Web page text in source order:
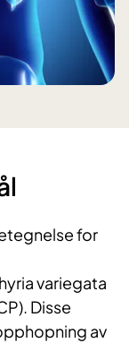
for
variegata
Disse
av